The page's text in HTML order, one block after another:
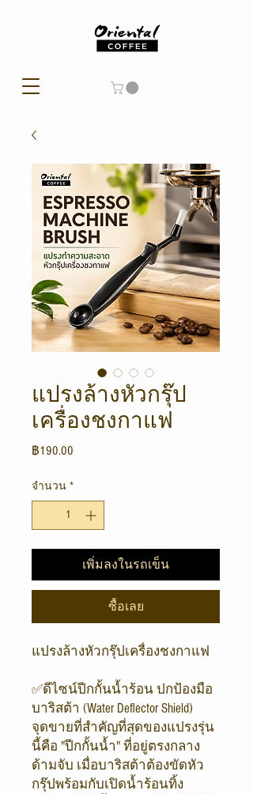
แปรงล้างหัวกรุ๊ป
เครื่องชงกาแฟ
฿190.00
จำนวน *
เพิ่มลงในรถเข็น
ซื้อเลย
แปรงล้างหัวกรุ๊ปเครื่องชงกาแฟ
✅ดีไซน์ปีกกั้นน้ำร้อน ปกป้องมือ
บาริสต้า (Water Deflector Shield)
จุดขายที่สำคัญที่สุดของแปรงรุ่น
นี้คือ "ปีกกั้นน้ำ" ที่อยู่ตรงกลาง
ด้ามจับ เมื่อบาริสต้าต้องขัดหัว
กรุ๊ปพร้อมกับเปิดน้ำร้อนทิ้ง